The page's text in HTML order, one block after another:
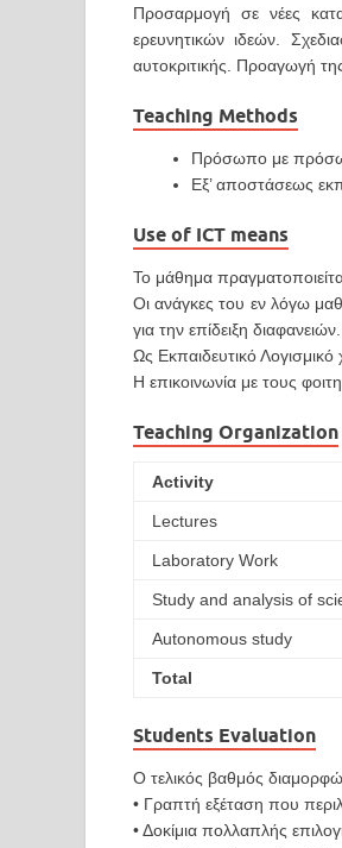
Προσαρμογή σε νέες
ερευνητικών ιδεών.
αυτοκριτικής. Προαγωγή
Teaching Methods
Πρόσωπο με
Εξ’ αποστάσεως
Use of ICT means
Το μάθημα
Οι ανάγκες του εν λόγω
για την επίδειξη διαφανειών.
Ως Εκπαιδευτικό
Η επικοινωνία με τους
Teaching Organization
Activity
Lectures
Laboratory Work
Study and analysis of
Autonomous study
Total
Students Evaluation
Ο τελικός βαθμός
• Γραπτή εξέταση που
• Δοκίμια πολλαπλής